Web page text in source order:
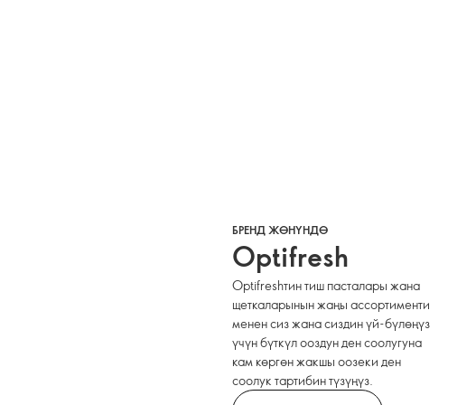
БРЕНД ЖӨНҮНДӨ
Optifresh
Optifreshтин тиш пасталары жана
щеткаларынын жаңы ассортименти
менен сиз жана сиздин үй-бүлөңүз
үчүн бүткүл ооздун ден соолугуна
кам көргөн жакшы оозеки ден
соолук тартибин түзүңүз.